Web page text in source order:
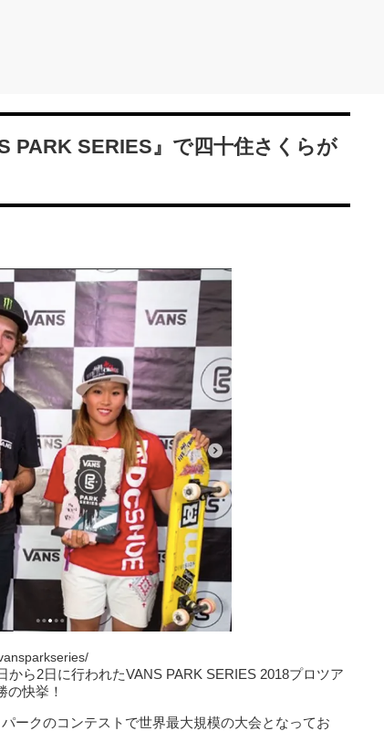
PARK SERIES』で四十住さくらが
ら2日に行われたVANS PARK SERIES 2018プロツア
の快挙！
ークのコンテストで世界最大規模の大会となってお